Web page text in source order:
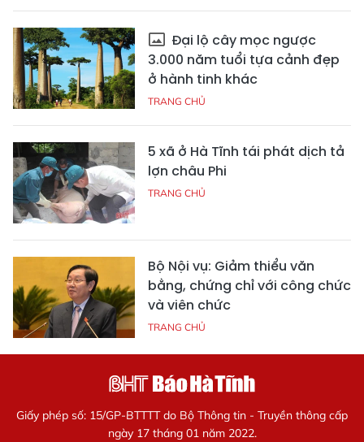
Đại lộ cây mọc ngược
3.000 năm tuổi tựa cảnh đẹp
ở hành tinh khác
TRANG CHỦ
5 xã ở Hà Tĩnh tái phát dịch tả
lợn châu Phi
TRANG CHỦ
Bộ Nội vụ: Giảm thiểu văn
bằng, chứng chỉ với công chức
và viên chức
TRANG CHỦ
Giấy phép số: 15/GP-BTTTT do Bộ Thông tin - Truyền thông cấp
ngày 17 tháng 01 năm 2022.